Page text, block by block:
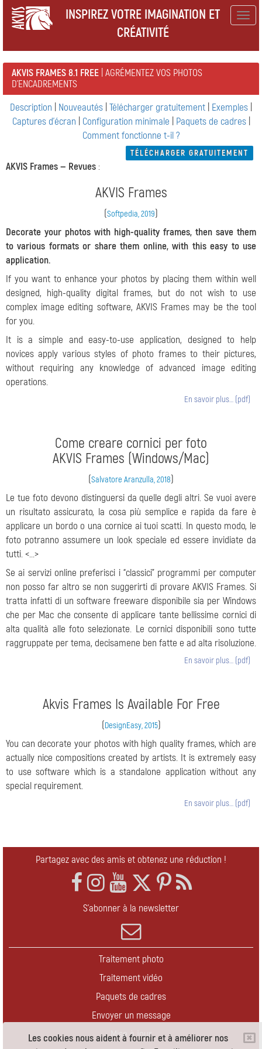
Les cookies nous aident à fournir et à améliorer nos
INSPIREZ VOTRE IMAGINATION ET
CRÉATIVITÉ
AKVIS FRAMES 8.1 FREE | AGRÉMENTEZ VOS PHOTOS
D'ENCADREMENTS
Description
Nouveautés Télécharger gratuitement Exemples
Captures d'écran
Configuration minimale Paquets de cadres
Comment fonctionne t-il ?
TÉLÉCHARGER GRATUITEMENT
AKVIS Frames — Revues:
AKVIS Frames
(Softpedia, 2019)
Decorate your photos with high-quality frames, then save them
to various formats or share them online, with this easy to use
application.
If you want to enhance your photos by placing them within well
designed, high-quality digital frames, but do not wish to use
complex image editing software, AKVIS Frames may be the tool
for you.
It is a simple and easy-to-use application, designed to help
novices apply various styles of photo frames to their pictures,
without requiring any knowledge of advanced image editing
operations.
En savoir plus… (pdf)
Come creare cornici per foto
AKVIS Frames (Windows/Mac)
(Salvatore Aranzulla, 2018)
Le tue foto devono distinguersi da quelle degli altri. Se vuoi avere
un risultato assicurato, la cosa più semplice e rapida da fare è
applicare un bordo o una cornice ai tuoi scatti. In questo modo, le
foto potranno assumere un look speciale ed essere invidiate da
tutti. <...>
Se ai servizi online preferisci i “classici” programmi per computer
non posso far altro se non suggerirti di provare AKVIS Frames. Si
tratta infatti di un software freeware disponibile sia per Windows
che per Mac che consente di applicare tante bellissime cornici di
alta qualità alle foto selezionate. Le cornici disponibili sono tutte
raggruppate per tema, decisamene ben fatte e ad alta risoluzione.
En savoir plus… (pdf)
Akvis Frames Is Available For Free
(DesignEasy, 2015)
You can decorate your photos with high quality frames, which are
actually nice compositions created by artists. It is extremely easy
to use software which is a standalone application without any
special requirement.
En savoir plus… (pdf)
Partagez avec des amis et obtenez une réduction !
S'abonner à la newsletter
Traitement photo
Traitement vidéo
Paquets de cadres
Envoyer un message
Mise à jour